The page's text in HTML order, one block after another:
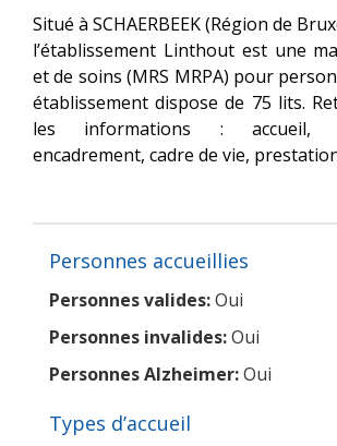
Situé à SCHAERBEEK (Région de
l’établissement Linthout est une
et de soins (MRS MRPA) pour
établissement dispose de 75 lits.
les informations : accueil,
encadrement, cadre de vie,
Personnes accueillies
Personnes valides:Oui
Personnes invalides:Oui
Personnes Alzheimer:Oui
Types d’accueil